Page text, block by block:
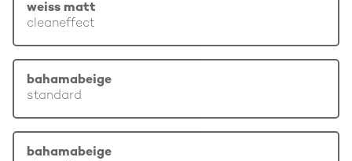
weiss matt
cleaneffect
bahamabeige
standard
bahamabeige